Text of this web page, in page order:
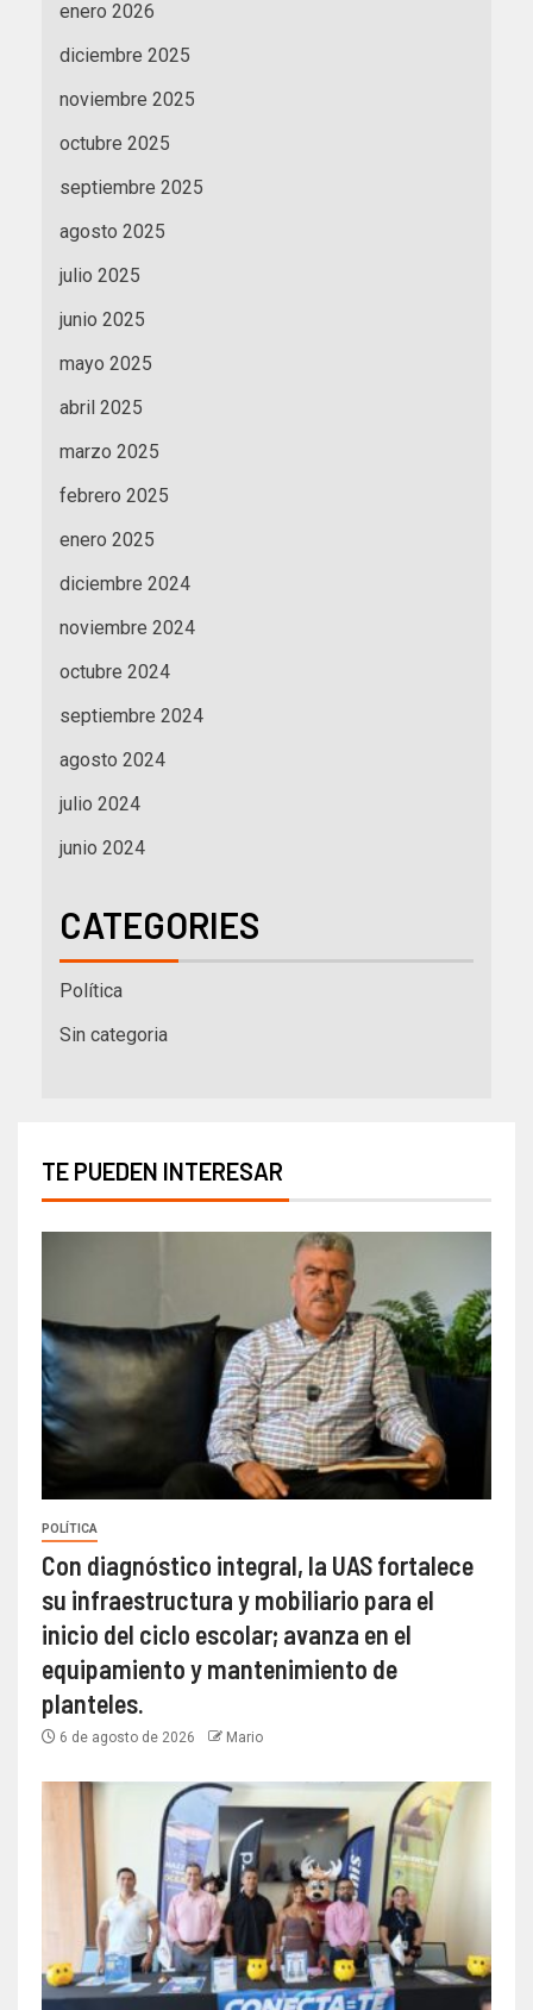
enero 2026
diciembre 2025
noviembre 2025
octubre 2025
septiembre 2025
agosto 2025
julio 2025
junio 2025
mayo 2025
abril 2025
marzo 2025
febrero 2025
enero 2025
diciembre 2024
noviembre 2024
octubre 2024
septiembre 2024
agosto 2024
julio 2024
junio 2024
CATEGORIES
Política
Sin categoria
TE PUEDEN INTERESAR
POLÍTICA
Con diagnóstico integral, la UAS fortalece
su infraestructura y mobiliario para el
inicio del ciclo escolar; avanza en el
equipamiento y mantenimiento de
planteles.
6 de agosto de 2026 Mario